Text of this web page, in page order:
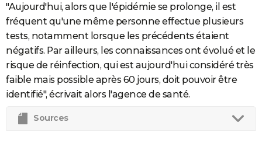
"Aujourd'hui, alors que l'épidémie se prolonge, il est
fréquent qu'une même personne effectue plusieurs
tests, notamment lorsque les précédents étaient
négatifs. Par ailleurs, les connaissances ont évolué et le
risque de réinfection, qui est aujourd'hui considéré très
faible mais possible après 60 jours, doit pouvoir être
identifié", écrivait alors l'agence de santé.
Sources